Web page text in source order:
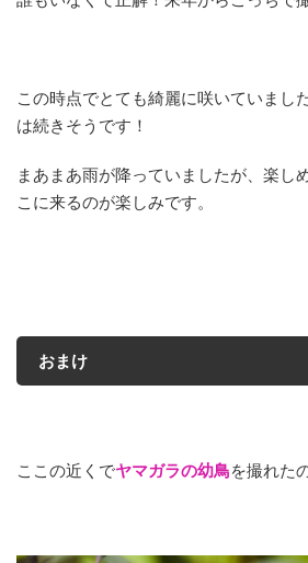
この時点でとても綺麗に咲いていまし
は続きそうです！
まあまあ雨が降っていましたが、楽し
こに来るのが楽しみです。
おまけ
ここの近くでヤマガラの幼鳥を撮れた